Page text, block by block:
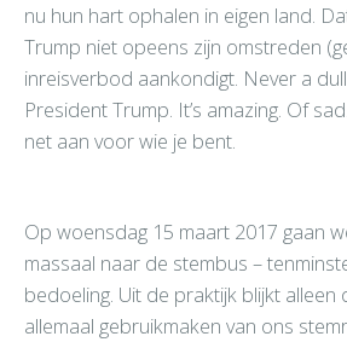
nu hun hart ophalen in eigen land.
Trump niet opeens zijn omstreden
inreisverbod aankondigt. Never a
President Trump. It’s amazing. Of
net aan voor wie je bent.
Op woensdag 15 maart 2017 gaan
massaal naar de stembus –
bedoeling. Uit de praktijk blijkt alleen
allemaal gebruikmaken van ons